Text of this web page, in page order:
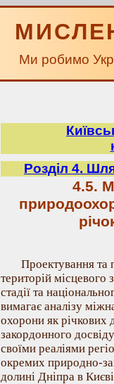
Ми робимо
Розділ 4.
4.5.
Проектування та
територій місцевого
стадії та
вимагає аналізу
охорони як річкових
закордонного
своїми реаліями
окремих природно-
долині Дніпра в